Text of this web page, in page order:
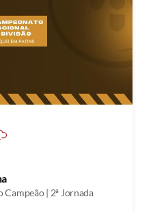
| 2ª Jornada